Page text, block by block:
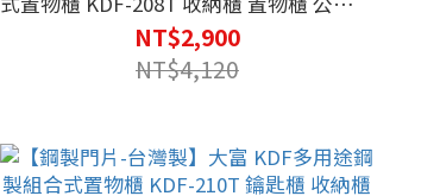
收納櫃 置物櫃 公文櫃 鑰匙櫃 鑰匙鎖 可改
密碼鎖
NT$2,900
NT$4,120